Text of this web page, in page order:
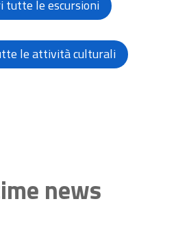
tutte le escursioni
le attività culturali
news